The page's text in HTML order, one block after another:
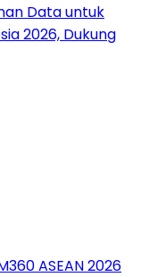
Data untuk
2026, Dukung
ASEAN 2026